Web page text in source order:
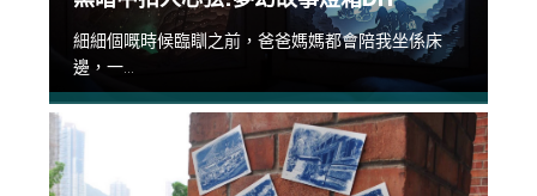
細細個嘅時候臨瞓之前，爸爸媽媽都會陪我坐係床
邊，一...